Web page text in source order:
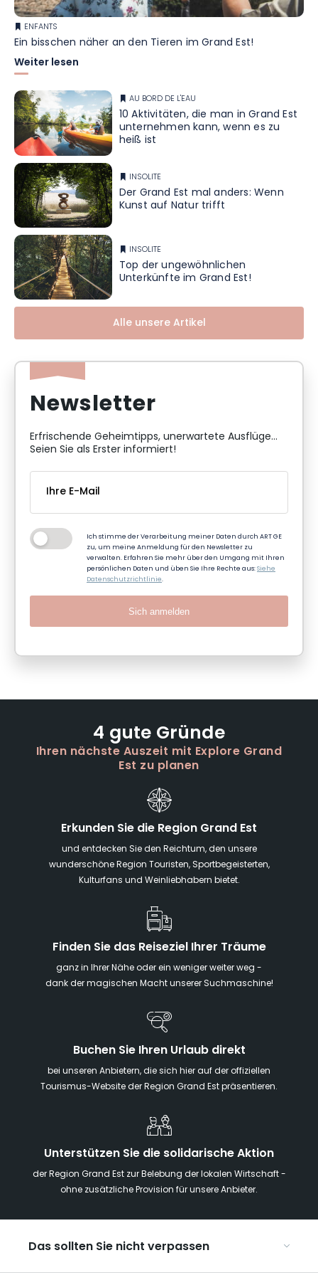
ENFANTS
Ein bisschen näher an den Tieren im Grand Est!
Weiter lesen
AU BORD DE L'EAU
10 Aktivitäten, die man in Grand Est
unternehmen kann, wenn es zu
heiß ist
INSOLITE
Der Grand Est mal anders: Wenn
Kunst auf Natur trifft
INSOLITE
Top der ungewöhnlichen
Unterkünfte im Grand Est!
Alle unsere Artikel
Newsletter
Erfrischende Geheimtipps, unerwartete Ausflüge...
Seien Sie als Erster informiert!
Ich stimme der Verarbeitung meiner Daten durch ART GE
zu, um meine Anmeldung für den Newsletter zu
verwalten. Erfahren Sie mehr über den Umgang mit Ihren
persönlichen Daten und üben Sie Ihre Rechte aus:Siehe
Datenschutzrichtlinie.
Sich anmelden
4 gute Gründe
Ihren nächste Auszeit mit Explore Grand
Est zu planen
Erkunden Sie die Region Grand Est
und entdecken Sie den Reichtum, den unsere
wunderschöne Region Touristen, Sportbegeisterten,
Kulturfans und Weinliebhabern bietet.
Finden Sie das Reiseziel Ihrer Träume
ganz in Ihrer Nähe oder ein weniger weiter weg -
dank der magischen Macht unserer Suchmaschine!
Buchen Sie Ihren Urlaub direkt
bei unseren Anbietern, die sich hier auf der offiziellen
Tourismus-Website der Region Grand Est präsentieren.
Unterstützen Sie die solidarische Aktion
der Region Grand Est zur Belebung der lokalen Wirtschaft -
ohne zusätzliche Provision für unsere Anbieter.
Das sollten Sie nicht verpassen